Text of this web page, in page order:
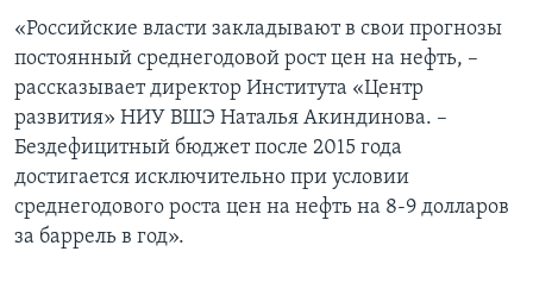
«Российские власти закладывают в свои прогнозы
постоянный среднегодовой рост цен на нефть, –
рассказывает директор Института «Центр
развития» НИУ ВШЭ Наталья Акиндинова. –
Бездефицитный бюджет после 2015 года
достигается исключительно при условии
среднегодового роста цен на нефть на 8-9 долларов
за баррель в год».